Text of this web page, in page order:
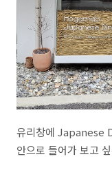
유리창에 Japanese
안으로 들어가 보고